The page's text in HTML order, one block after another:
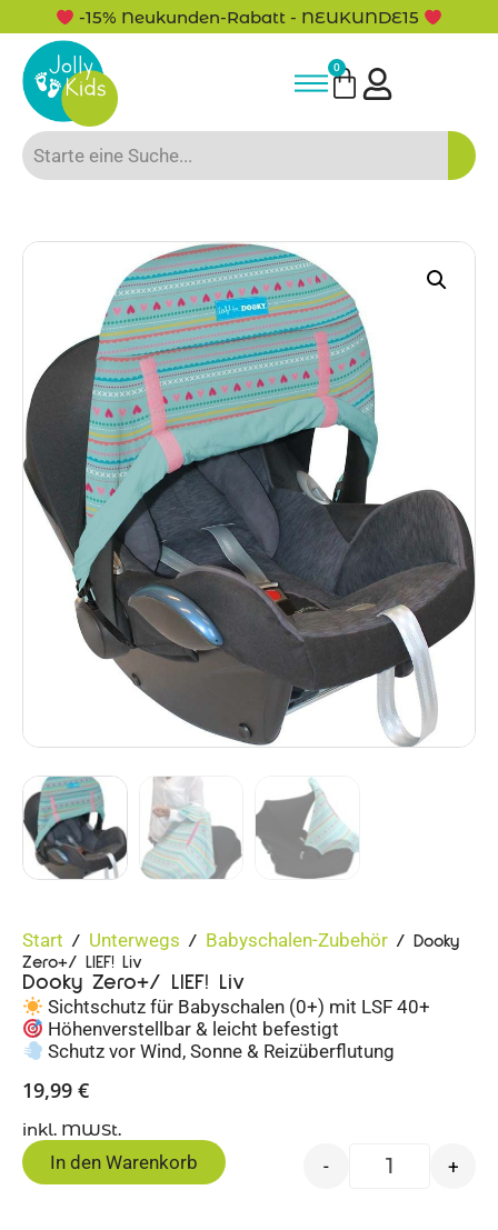
-15% Neukunden-Rabatt - NEUKUNDE15
0
Start / Unterwegs / Babyschalen-Zubehör / Dooky
Zero+/ LIEF! Liv
Dooky Zero+/ LIEF! Liv
Sichtschutz für Babyschalen (0+) mit LSF 40+
Höhenverstellbar & leicht befestigt
Schutz vor Wind, Sonne & Reizüberflutung
19,99 €
inkl. MWSt.
- +
In den Warenkorb